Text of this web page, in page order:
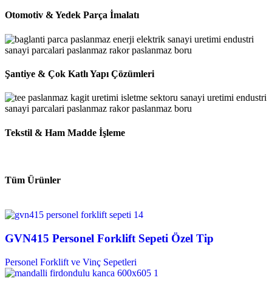
Otomotiv & Yedek Parça İmalatı
Şantiye & Çok Katlı Yapı Çözümleri
Tekstil & Ham Madde İşleme
Tüm Ürünler
GVN415 Personel Forklift Sepeti Özel Tip
Personel Forklift ve Vinç Sepetleri